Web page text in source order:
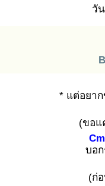
วั
* แต่อยา
(ขอแ
บอก
Cm
(ก่